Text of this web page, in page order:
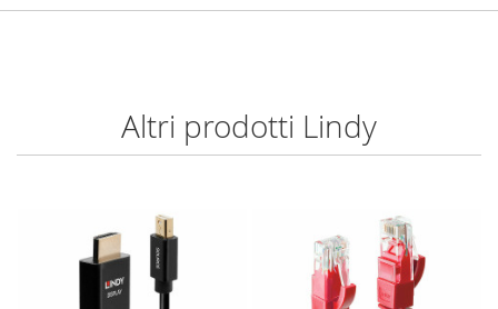
Altri prodotti Lindy